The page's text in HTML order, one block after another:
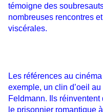
témoigne des
nombreuses rencontres
viscérales.
Les références au
exemple, un clin d’oeil
Feldmann. Ils
le prisonnier romantique